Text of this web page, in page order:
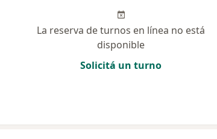
La reserva de turnos en línea no está
disponible
Solicitá un turno